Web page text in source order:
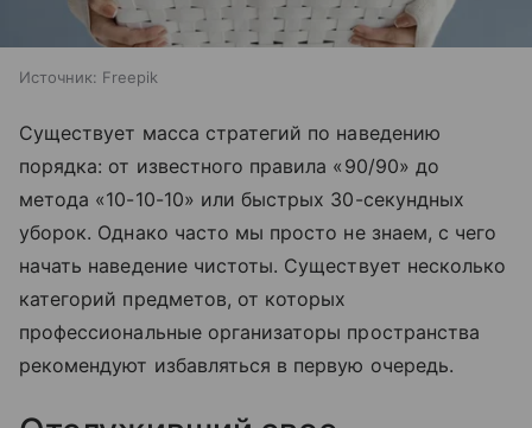
Источник: Freepik
Существует масса стратегий по наведению
порядка: от известного правила «90/90» до
метода «10-10-10» или быстрых 30-секундных
уборок. Однако часто мы просто не знаем, с чего
начать наведение чистоты. Существует несколько
категорий предметов, от которых
профессиональные организаторы пространства
рекомендуют избавляться в первую очередь.